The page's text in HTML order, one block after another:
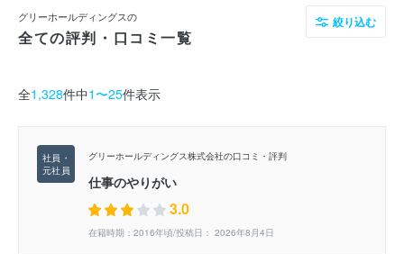
グリーホールディングスの
全ての評判・口コミ一覧
絞り込む
全1,328件中1〜25件表示
グリーホールディングス株式会社の口コミ・評判
仕事のやりがい
3.0
在籍時期：2016年頃/投稿日： 2026年8月4日